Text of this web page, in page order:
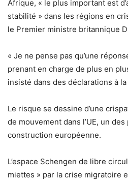
Afrique, « le plus important est
stabilité » dans les régions en
le Premier ministre britannique
« Je ne pense pas qu’une
prenant en charge de plus en
insisté dans des déclarations à la
Le risque se dessine d’une
de mouvement dans l’UE, un
construction européenne.
L’espace Schengen de libre
miettes » par la crise migratoire